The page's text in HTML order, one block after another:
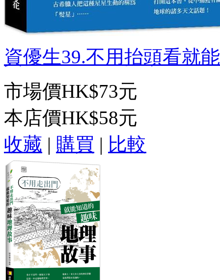
資優生39.不用抬頭看就
市場價HK$73元
本店價HK$58元
收藏 | 購買 | 比較